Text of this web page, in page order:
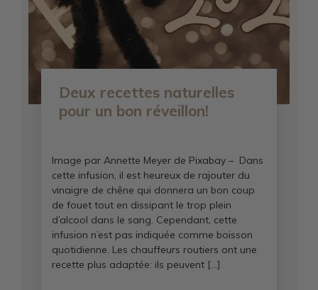
Deux recettes naturelles
pour un bon réveillon!
Image par Annette Meyer de Pixabay – Dans
cette infusion, il est heureux de rajouter du
vinaigre de chêne qui donnera un bon coup
de fouet tout en dissipant le trop plein
d’alcool dans le sang. Cependant, cette
infusion n’est pas indiquée comme boisson
quotidienne. Les chauffeurs routiers ont une
recette plus adaptée: ils peuvent […]